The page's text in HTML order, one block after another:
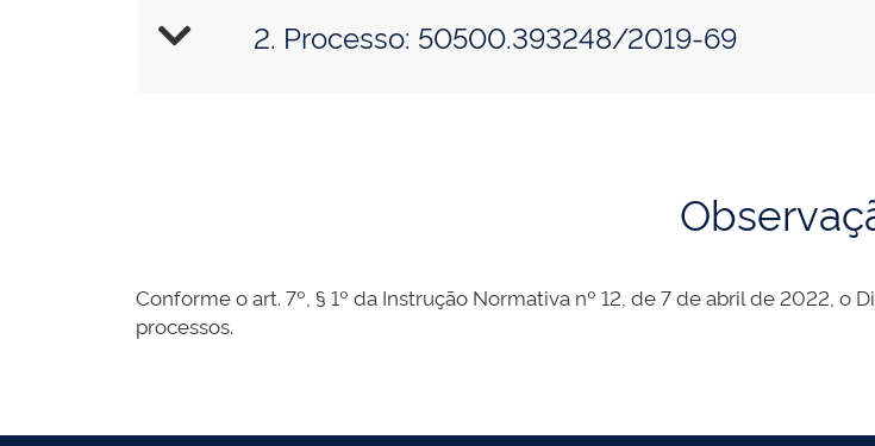
2. Processo: 50500.393248/2019-69
Conforme o art. 7º, § 1º da Instrução Normativa nº 12, de 7 de abril de 2022,
processos.